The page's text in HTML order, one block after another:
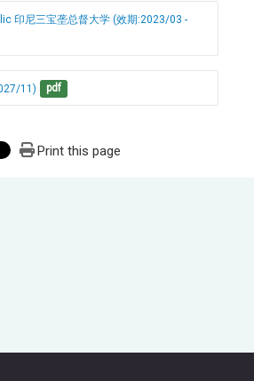
印尼三宝垄总督大学 (效期:2023/03 -
11) pdf
Print this page